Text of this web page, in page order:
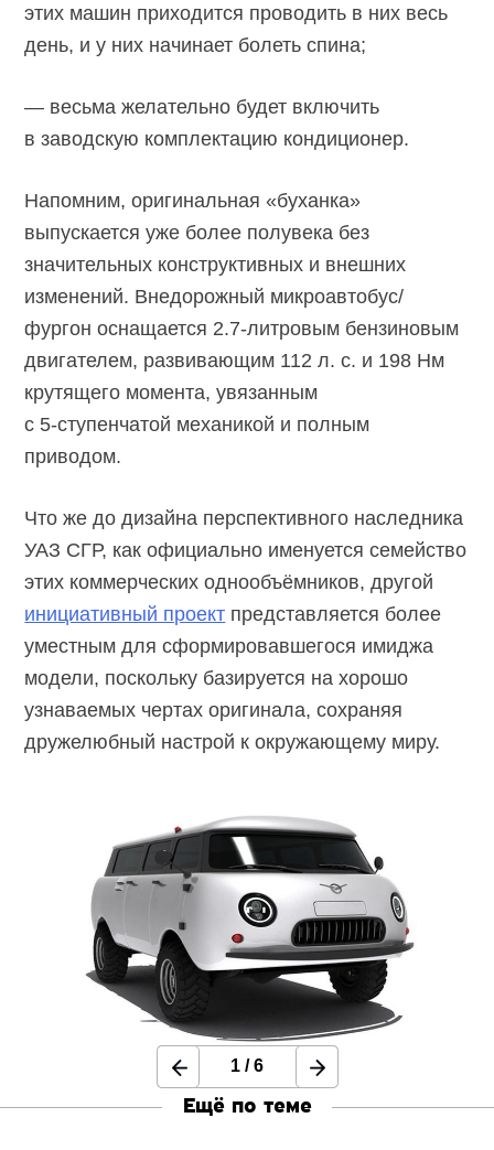
этих машин приходится проводить в них весь
день, и у них начинает болеть спина;
— весьма желательно будет включить
в заводскую комплектацию кондиционер.
Напомним, оригинальная «буханка»
выпускается уже более полувека без
значительных конструктивных и внешних
изменений. Внедорожный микроавтобус/
фургон оснащается 2.7-литровым бензиновым
двигателем, развивающим 112 л. с. и 198 Нм
крутящего момента, увязанным
с 5-ступенчатой механикой и полным
приводом.
Что же до дизайна перспективного наследника
УАЗ СГР, как официально именуется семейство
этих коммерческих однообъёмников, другой
инициативный проект представляется более
уместным для сформировавшегося имиджа
модели, поскольку базируется на хорошо
узнаваемых чертах оригинала, сохраняя
дружелюбный настрой к окружающему миру.
1 /6
Ещё по теме